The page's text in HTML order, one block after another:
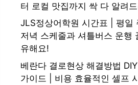
터 로컬 맛집까지 싹 다 알려
JLS정상어학원 시간표 | 평일
저녁 스케줄과 셔틀버스 운행
유해요!
베란다 결로현상 해결방법
가이드 | 비용 효율적인 셀프